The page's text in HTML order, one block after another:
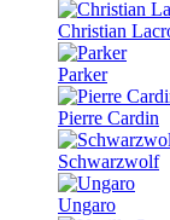
Christian
Parker
Pierre Cardin
Schwarzwolf
Ungaro